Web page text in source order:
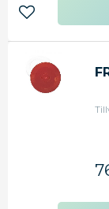
Lägg till i